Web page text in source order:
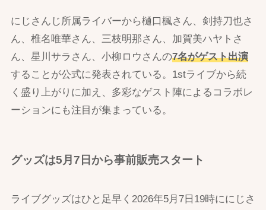
にじさんじ所属ライバーから樋口楓さん、剣持刀也さ
ん、椎名唯華さん、三枝明那さん、加賀美ハヤトさ
ん、星川サラさん、小柳ロウさんの7名がゲスト出演
することが公式に発表されている。1stライブから続
く盛り上がりに加え、多彩なゲスト陣によるコラボレ
ーションにも注目が集まっている。
グッズは5月7日から事前販売スタート
ライブグッズはひと足早く2026年5月7日19時ににじさ